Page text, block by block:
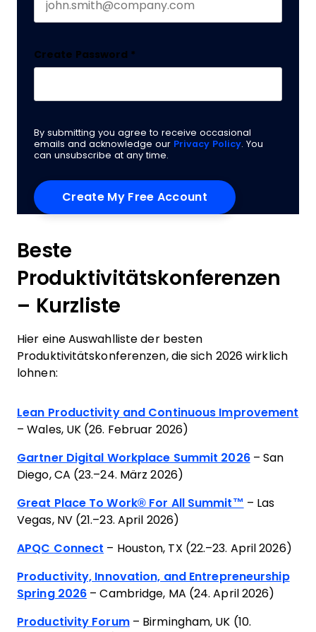
Create Password *
By submitting you agree to receive occasional
emails and acknowledge our Privacy Policy. You
can unsubscribe at any time.
Beste
Produktivitätskonferenzen
– Kurzliste
Hier eine Auswahlliste der besten
Produktivitätskonferenzen, die sich 2026 wirklich
lohnen:
Lean Productivity and Continuous Improvement
– Wales, UK (26. Februar 2026)
Gartner Digital Workplace Summit 2026– San
Diego, CA (23.–24. März 2026)
Great Place To Work® For All Summit™ – Las
Vegas, NV (21.–23. April 2026)
APQC Connect – Houston, TX (22.–23. April 2026)
Productivity, Innovation, and Entrepreneurship
Spring 2026 – Cambridge, MA (24. April 2026)
Productivity Forum– Birmingham, UK (10.